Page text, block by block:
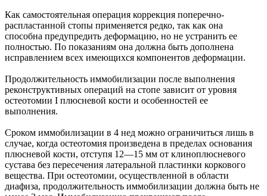
Как самостоятельная операция коррекция поперечно-
распластанной стопы применяется редко, так как она
способна предупредить деформацию, но не устранить ее
полностью. По показаниям она должна быть дополнена
исправлением всех имеющихся компонентов деформации.
Продолжительность иммобилизации после выполнения
реконструктивных операций на стопе зависит от уровня
остеотомии I плюсневой кости и особенностей ее
выполнения.
Сроком иммобилизации в 4 нед можно ограничиться лишь в
случае, когда остеотомия произведена в пределах основания
плюсневой кости, отступя 12—15 мм от клиноплюсневого
сустава без пересечения латеральной пластинки коркового
вещества. При остеотомии, осуществленной в области
диафиза, продолжительность иммобилизации должна быть не